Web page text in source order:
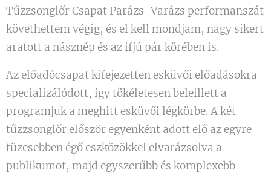
Tűzzsonglőr Csapat Parázs-Varázs performanszát
követhettem végig, és el kell mondjam, nagy sikert
aratott a násznép és az ifjú pár körében is.
Az előadócsapat kifejezetten esküvői előadásokra
specializálódott, így tökéletesen beleillett a
programjuk a meghitt esküvői légkörbe. A két
tűzzsonglőr először egyenként adott elő az egyre
tüzesebben égő eszközökkel elvarázsolva a
publikumot, majd egyszerűbb és komplexebb